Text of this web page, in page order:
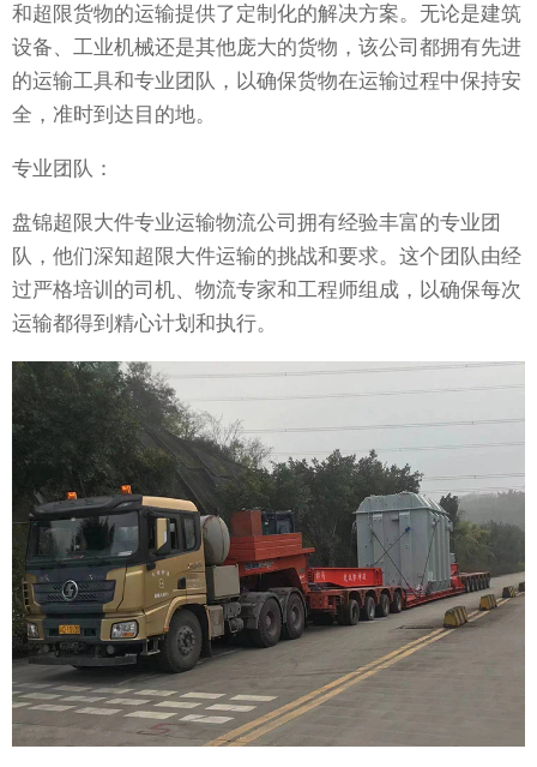
和超限货物的运输提供了定制化的解决方案。无论是建筑
设备、工业机械还是其他庞大的货物，该公司都拥有先进
的运输工具和专业团队，以确保货物在运输过程中保持安
全，准时到达目的地。
专业团队：
盘锦超限大件专业运输物流公司拥有经验丰富的专业团
队，他们深知超限大件运输的挑战和要求。这个团队由经
过严格培训的司机、物流专家和工程师组成，以确保每次
运输都得到精心计划和执行。